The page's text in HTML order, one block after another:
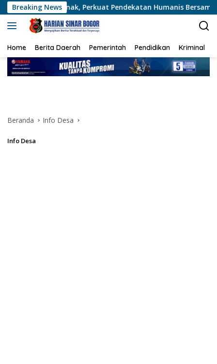
Langsung
ke
konten
Breaking News
Perkuat Pendekatan Humanis Bersama Masyarakat
Home Berita Daerah Pemerintah Pendidikan Kriminal
Beranda Info Desa
Info Desa